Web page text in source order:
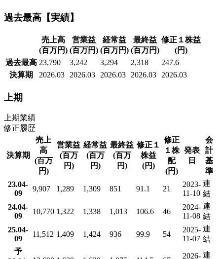
過去最高【実績】
売上高
(百万円)
営業益
(百万円)
経常益
(百万円)
最終益
(百万円)
修正１株益
(円)
過去最高 23,790 3,242 3,294 2,318
247.6
決算期
2026.03 2026.03 2026.03 2026.03 2026.03
上期
上期業績
修正履歴
決算期
売上
高
(百万
円)
営業益
(百万
円)
経常益
(百万
円)
最終益
(百万
円)
修正１
株益
(円)
修正
１株
配
(円)
発表
日
会
計
基
準
23.04-
09
9,907 1,289 1,309 851 91.1 21
2023-
11-10
連
結
24.04-
09
10,770 1,322 1,338 1,013 106.6 46
2024-
11-08
連
結
25.04-
09
11,512 1,409 1,424 936 99.9 54
2025-
11-07
連
結
予
2026- 連